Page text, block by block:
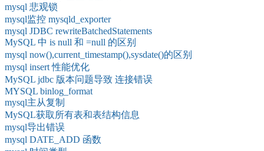
mysql 悲观锁
mysql监控 mysqld_exporter
mysql JDBC rewriteBatchedStatements
MySQL 中 is null 和 =null 的区别
mysql now(),current_timestamp(),sysdate()的区别
mysql insert 性能优化
MySQL jdbc 版本问题导致 连接错误
MYSQL binlog_format
mysql主从复制
MySQL获取所有表和表结构信息
mysql导出错误
mysql DATE_ADD 函数